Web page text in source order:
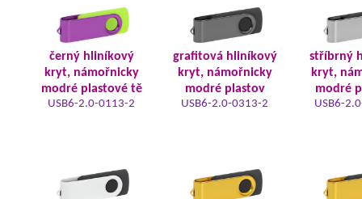
černý hliníkový
kryt, námořnicky
modré plastové tě
USB6-2.0-0113-2
grafitová hliníkový
kryt, námořnicky
modré plastov
USB6-2.0-0313-2
stříbrný
kryt,
modré
USB6-